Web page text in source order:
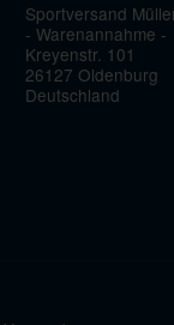
Sportversand
- Warenannahme -
Kreyenstr. 101
26127 Oldenburg
Deutschland